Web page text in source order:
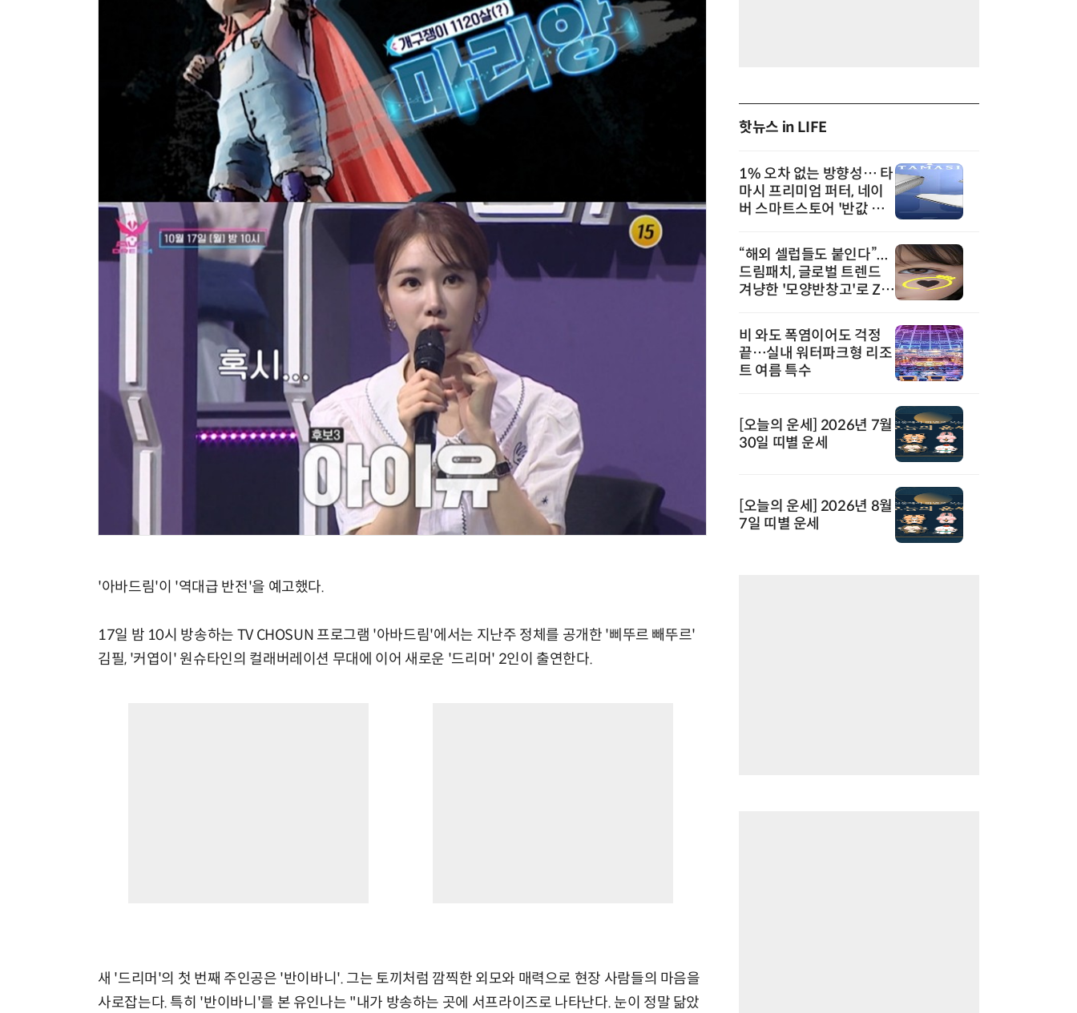
'아바드림'이 '역대급 반전'을 예고했다.
17일 밤 10시 방송하는 TV CHOSUN 프로그램 '아바드림'에서는 지난주 정체를 공개한 '삐뚜르 빼뚜르'
김필, '커엽이' 원슈타인의 컬래버레이션 무대에 이어 새로운 '드리머' 2인이 출연한다.
새 '드리머'의 첫 번째 주인공은 '반이바니'. 그는 토끼처럼 깜찍한 외모와 매력으로 현장 사람들의 마음을
사로잡는다. 특히 '반이바니'를 본 유인나는 "내가 방송하는 곳에 서프라이즈로 나타난다. 눈이 정말 닮았
핫뉴스 in LIFE
1% 오차 없는 방향성… 타
마시 프리미엄 퍼터, 네이
버 스마트스토어 '반값 할
“해외 셀럽들도 붙인다”...
드림패치, 글로벌 트렌드
겨냥한 '모양반창고'로 Z세
비 와도 폭염이어도 걱정
끝…실내 워터파크형 리조
트 여름 특수
[오늘의 운세] 2026년 7월
30일 띠별 운세
[오늘의 운세] 2026년 8월
7일 띠별 운세